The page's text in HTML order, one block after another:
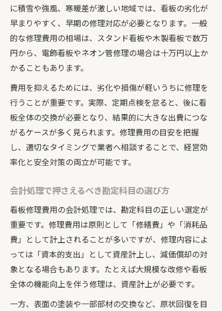
に積雪や強風、寒暖差が激しい地域では、看板の劣化が
早まりやすく、早期の修理対応が必要となります。一般
的な修理費用の相場は、スタンド看板や木製看板で数万
円から、電飾看板やネオン管修理の場合は十万円以上か
かることもあります。
費用を抑えるためには、劣化や損傷が軽いうちに修理を
行うことが重要です。実際、定期点検を怠ると、後に看
板全体の交換が必要となり、結果的に大きな出費につな
がるケースが多く見られます。修理費用の目安を把握
し、適切なタイミングで業者へ相談することで、経営効
率化と安全対策の両立が可能です。
会計処理で押さえるべき勘定科目の選び方
看板修理費用の会計処理では、勘定科目の正しい選定が
重要です。修理費用は原則として「修繕費」や「消耗品
費」として計上されることが多いですが、修理内容によ
っては「資本的支出」として資産計上し、減価償却の対
象となる場合もあります。たとえば大規模な改修や看板
全体の機能向上を伴う修理は、資産計上が必要です。
一方、表面の塗装や一部部材の交換など、原状回復を目